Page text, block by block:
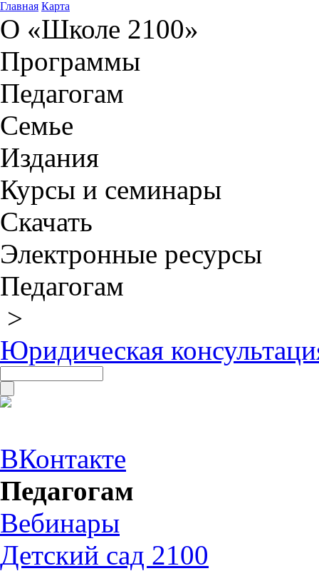
Главная Карта
О «Школе 2100»
Программы
Педагогам
Семье
Издания
Курсы и семинары
Скачать
Электронные ресурсы
Педагогам
>
Юридическая
ВКонтакте
Педагогам
Вебинары
Детский сад 2100